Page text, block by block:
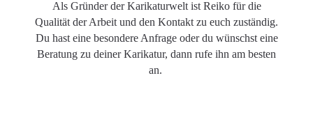
Als Gründer der Karikaturwelt ist Reiko für die
Qualität der Arbeit und den Kontakt zu euch zuständig.
Du hast eine besondere Anfrage oder du wünschst eine
Beratung zu deiner Karikatur, dann rufe ihn am besten
an.